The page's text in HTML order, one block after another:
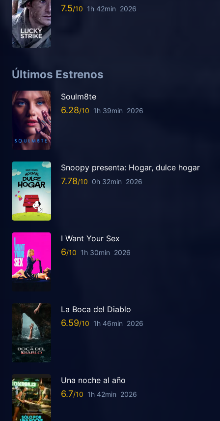
7.5 1h 42min 2026
Últimos Estrenos
Soulm8te
6.28 1h 39min 2026
Snoopy presenta: Hogar, dulce hogar
7.78 0h 32min 2026
I Want Your Sex
6 1h 30min 2026
La Boca del Diablo
6.59 1h 46min 2026
Una noche al año
6.7 1h 42min 2026